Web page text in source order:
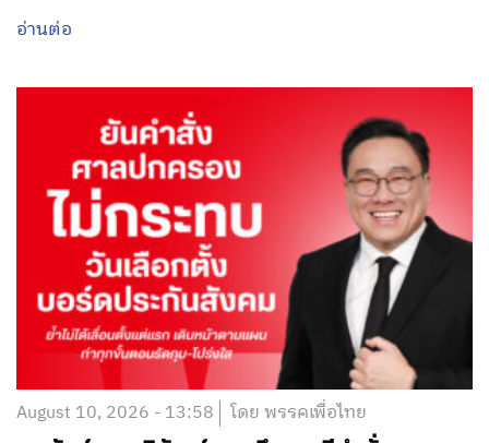
อ่านต่อ
August 10, 2026 - 13:58 โดย พรรคเพื่อไทย